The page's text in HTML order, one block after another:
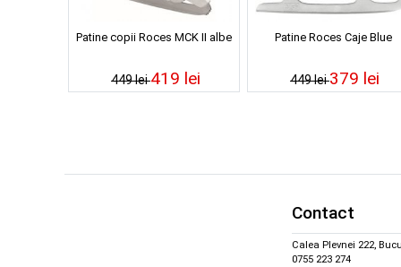
Patine copii Roces MCK II albe
449 lei419 lei
Patine Roces Caje Blue
449 lei379 lei
Contact
Calea Plevnei 222,
0755 223 274